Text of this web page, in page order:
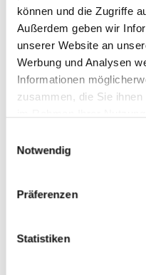
können und die Zugriffe
Außerdem geben wir
unserer Website an
Werbung und Analysen
Informationen
zusammen, die Sie
Notwendig
Präferenzen
Statistiken
Category:
Gottesdienste , Veranstaltung
Source
Ev.-Luth. St. Johannes-
Sankt Johannes-Platz 1
-